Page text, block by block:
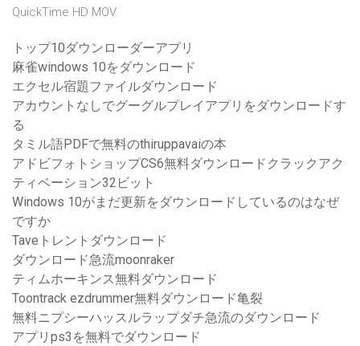
QuickTime HD MOV.
トップ10ダウンローダーアプリ
麻雀windows 10をダウンロード
エクセル宿題ファイルダウンロード
アカウントなしでグーグルプレイアプリをダウンロードす
る
タミル語PDFで無料のthiruppavaiの本
アドビフォトショップCS6無料ダウンロードクラックアク
ティベーション32ビット
Windows 10がまだ更新をダウンロードしているのはなぜ
ですか
Taveトレントダウンロード
ダウンロード急流moonraker
ティムホーキンス無料ダウンロード
Toontrack ezdrummer無料ダウンロード亀裂
無料ニプシーハッスルラップダチ急流のダウンロード
アプリps3を無料でダウンロード